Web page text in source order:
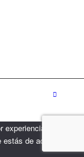
en nuestra
de acuerdo con